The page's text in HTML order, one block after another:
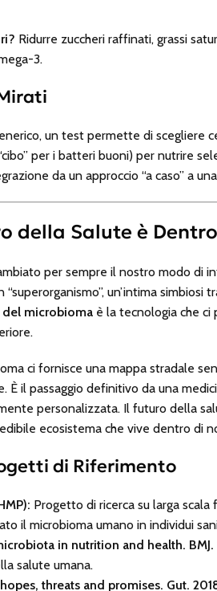
Ridurre zuccheri raffinati, grassi
3.
un test permette di scegliere
per i batteri buoni) per nutrire
da un approccio “a caso” a
della Salute è
per sempre il nostro modo di
un’intima
microbiomaè la tecnologia che ci
ci fornisce una mappa stradale
il passaggio definitivo da una
personalizzata. Il futuro della
ecosistema che vive dentro di
di Riferimento
Progetto di ricerca su larga
il microbioma umano in individui
in nutrition and health. BMJ.
salute umana.
threats and promises. Gut.